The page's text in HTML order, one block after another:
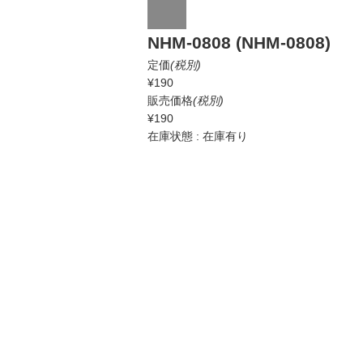
NHM-0808 (NHM-0808)
定価(税別)
¥190
販売価格(税別)
¥190
在庫状態 : 在庫有り